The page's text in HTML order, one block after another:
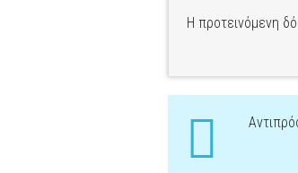
Η προτεινόμενη